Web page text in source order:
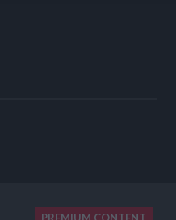
PREMIUM CONTENT